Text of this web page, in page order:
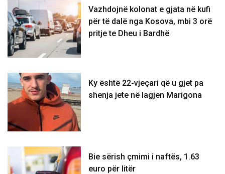
Vazhdojnë kolonat e gjata në kufi
për të dalë nga Kosova, mbi 3 orë
pritje te Dheu i Bardhë
Ky është 22-vjeçari që u gjet pa
shenja jete në lagjen Marigona
Bie sërish çmimi i naftës, 1.63
euro për litër